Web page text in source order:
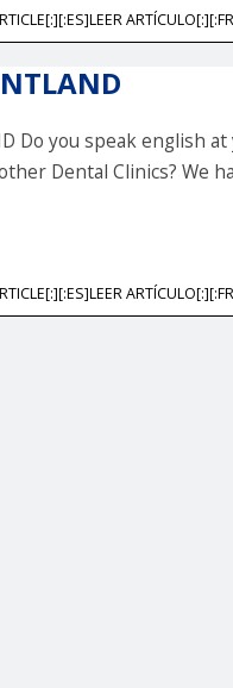
Do you speak english
Dental Clinics? We